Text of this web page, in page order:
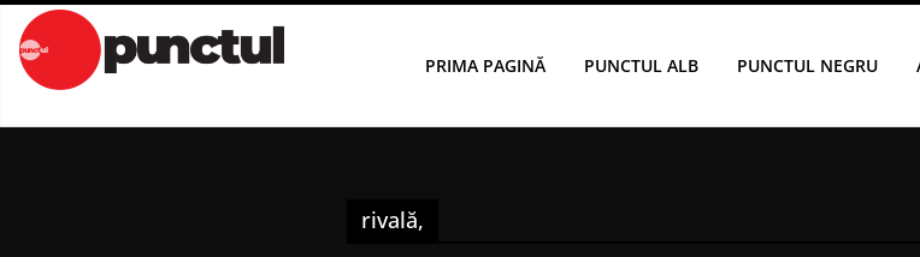
Sari
conținut
PRIMA PAGINĂ PUNCTUL ALB PUNCTUL NEGRU
rivală,